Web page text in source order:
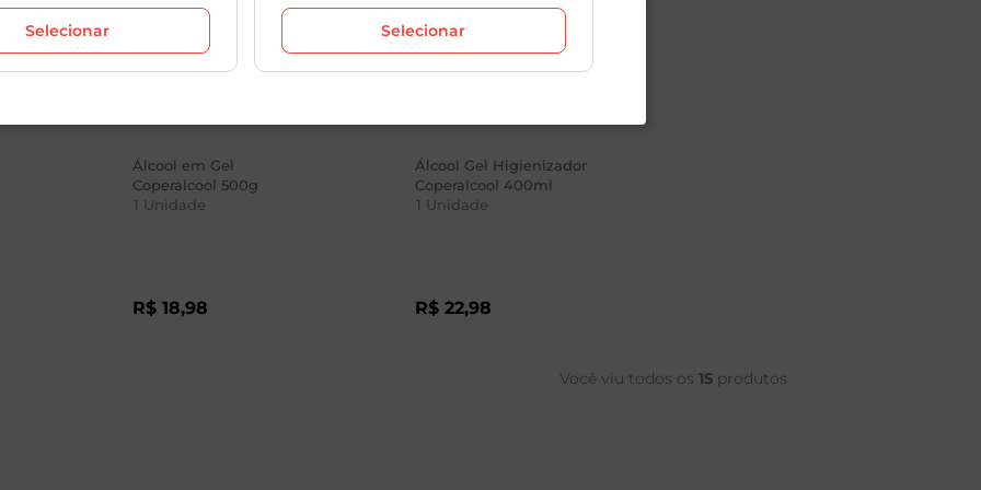
Álcool em Gel
Coperalcool 500g
1 Unidade
R$ 18,98
Álcool Gel Higienizador
Coperalcool 400ml
1 Unidade
R$ 22,98
Você viu todos os15 produtos
Selecionar Selecionar